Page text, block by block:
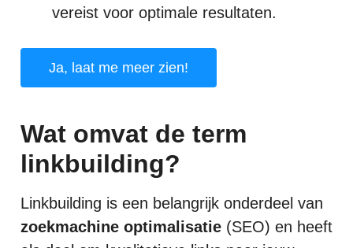
vereist voor optimale resultaten.
Ja, laat me meer zien!
Wat omvat de term
linkbuilding?
Linkbuilding is een belangrijk onderdeel van
zoekmachine optimalisatie (SEO) en heeft